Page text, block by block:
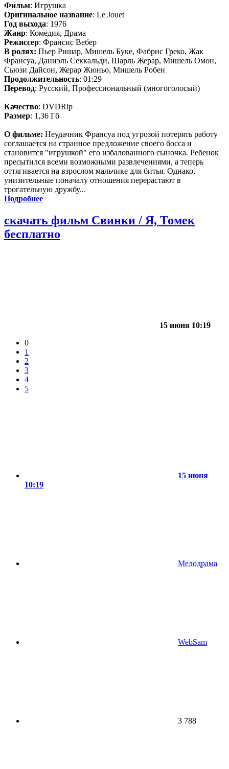
Фильм: Игрушка
Оригинальное название: Le Jouet
Год выхода: 1976
Жанр: Комедия, Драма
Режиссер: Франсис Вебер
В ролях: Пьер Ришар, Мишель Буке, Фабрис Греко, Жак
Франсуа, Даниэль Секкальди, Шарль Жерар, Мишель Омон,
Сьюзи Дайсон, Жерар Жюньо, Мишель Робен
Продолжительность: 01:29
Перевод: Русский, Профессиональный (многоголосый)
Качество: DVDRip
Размер: 1,36 Гб
О фильме: Неудачник Франсуа под угрозой потерять работу
соглашается на странное предложение своего босса и
становится "игрушкой" его избалованного сыночка. Ребенок
пресытился всеми возможными развлечениями, а теперь
оттягивается на взрослом мальчике для битья. Однако,
унизительные поначалу отношения перерастают в
трогательную дружбу...
Подробнее
скачать фильм Свинки / Я, Томек
бесплатно
15 июня 10:19
0
1
2
3
4
5
15 июня
10:19
Мелодрама
WebSam
3 788